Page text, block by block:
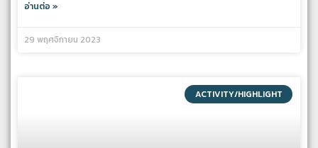
อ่านต่อ »
29 พฤศจิกายน 2023
ACTIVITY/HIGHLIGHT